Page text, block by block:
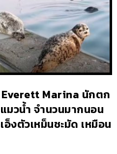
Everett Marina นักตก
มวน้ำ จำนวนมากนอน
งตัวเหม็นชะมัด เหมือน